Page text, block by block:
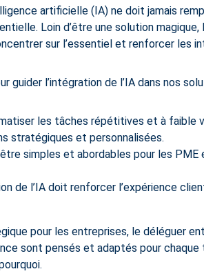
artificielle (IA) ne doit jamais
Loin d’être une solution magique,
sur l’essentiel et renforcer les
guider l’intégration de l’IA dans nos
les tâches répétitives et à faible
stratégiques et personnalisées.
simples et abordables pour les
de l’IA doit renforcer l’expérience
pour les entreprises, le déléguer
sont pensés et adaptés pour